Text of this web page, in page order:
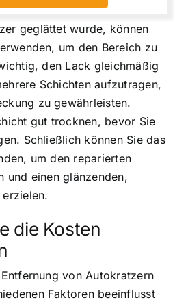
geglättet wurde, können
um den Bereich zu
den Lack gleichmäßig
Schichten aufzutragen,
zu gewährleisten.
gut trocknen, bevor Sie
Schließlich können Sie das
um den reparierten
und einen glänzenden,
die Kosten
von Autokratzern
Faktoren beeinflusst